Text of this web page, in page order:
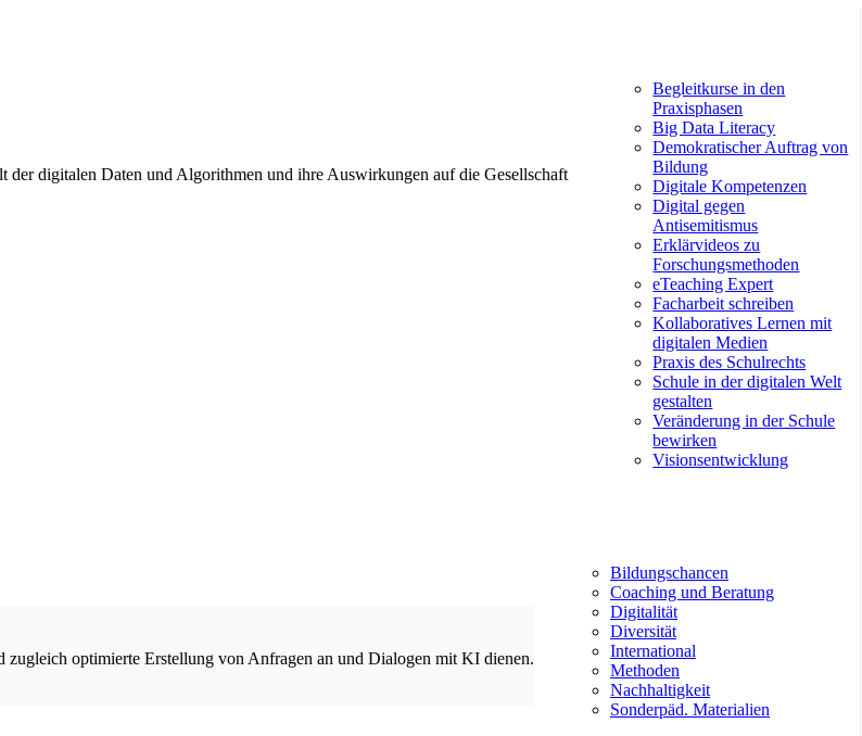
digitalen Daten und Algorithmen und ihre Auswirkungen auf die Gesellschaft
Begleitkurse in den
Praxisphasen
Big Data Literacy
Demokratischer Auftrag von
Bildung
Digitale Kompetenzen
Digital gegen
Antisemitismus
Erklärvideos zu
Forschungsmethoden
eTeaching Expert
Facharbeit schreiben
Kollaboratives Lernen mit
digitalen Medien
Praxis des Schulrechts
Schule in der digitalen Welt
gestalten
Veränderung in der Schule
bewirken
Visionsentwicklung
optimierte Erstellung von Anfragen an und Dialogen mit KI dienen.
Bildungschancen
Coaching und Beratung
Digitalität
Diversität
International
Methoden
Nachhaltigkeit
Sonderpäd. Materialien